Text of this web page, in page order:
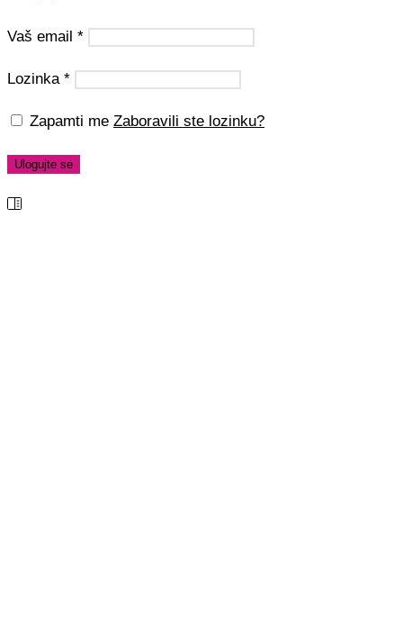
Vaš email *
Lozinka *
Zapamti me Zaboravili ste lozinku?
Ulogujte se